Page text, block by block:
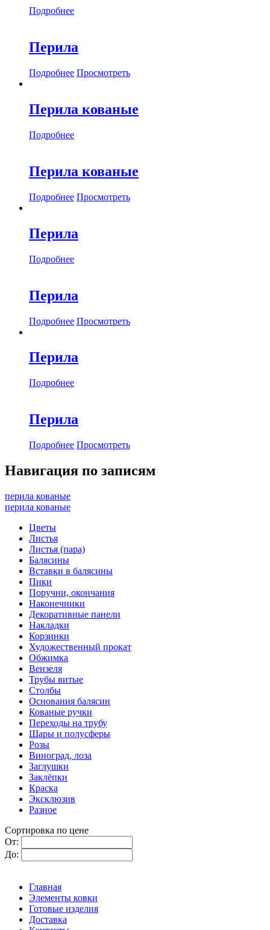
Подробнее
Перила
Подробнее Просмотреть
Перила кованые
Подробнее
Перила кованые
Подробнее Просмотреть
Перила
Подробнее
Перила
Подробнее Просмотреть
Перила
Подробнее
Перила
Подробнее Просмотреть
Навигация по записям
перила кованые
перила кованые
Цветы
Листья
Листья (пара)
Балясины
Вставки в балясины
Пики
Поручни, окончания
Наконечники
Декоративные панели
Накладки
Корзинки
Художественный прокат
Обжимка
Вензеля
Трубы витые
Столбы
Основания балясин
Кованые ручки
Переходы на трубу
Шары и полусферы
Розы
Виноград, лоза
Заглушки
Заклёпки
Краска
Эксклюзив
Разное
Сортировка по цене
От:
До:
Главная
Элементы ковки
Готовые изделия
Доставка